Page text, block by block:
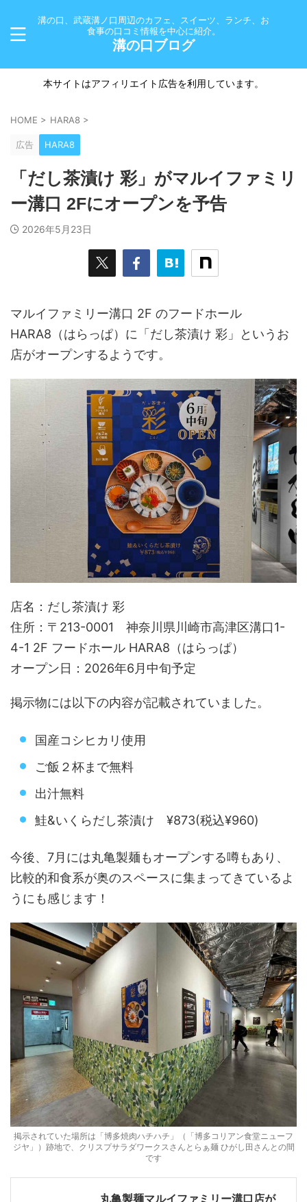
溝の口、武蔵溝ノ口周辺のカフェ、スイーツ、ランチ、お
食事の口コミ情報を中心に紹介。
溝の口ブログ
本サイトはアフィリエイト広告を利用しています。
HOME > HARA8 >
広告 HARA8
「だし茶漬け 彩」がマルイファミリ
ー溝口 2Fにオープンを予告
2026年5月23日
マルイファミリー溝口 2F のフードホール
HARA8（はらっぱ）に「だし茶漬け 彩」というお
店がオープンするようです。
店名：だし茶漬け 彩
住所：〒213-0001 神奈川県川崎市高津区溝口1-
4-1 2F フードホール HARA8（はらっぱ）
オープン日：2026年6月中旬予定
掲示物には以下の内容が記載されていました。
国産コシヒカリ使用
ご飯２杯まで無料
出汁無料
鮭&いくらだし茶漬け ¥873(税込¥960)
今後、7月には丸亀製麺もオープンする噂もあり、
比較的和食系が奥のスペースに集まってきているよ
うにも感じます！
掲示されていた場所は「博多焼肉ハチハチ」（「博多コリアン食堂ニューフ
ジヤ」）跡地で、クリスプサラダワークスさんとらぁ麺 ひがし田さんとの間
です
丸亀製麺マルイファミリー溝口店が